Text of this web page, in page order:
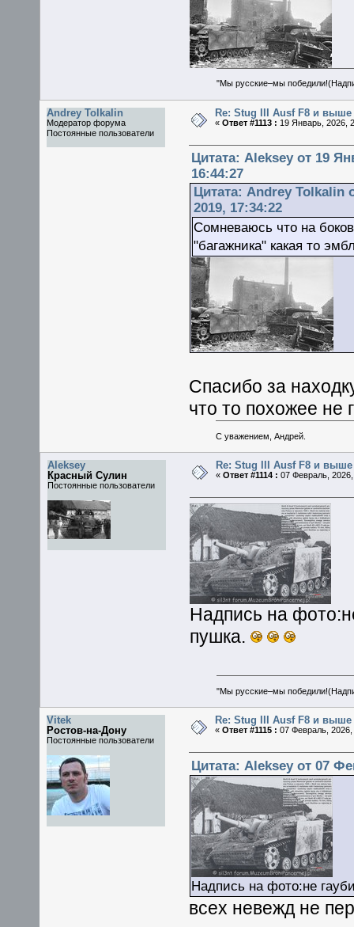
"Мы русские–мы
Andrey Tolkalin
Модератор форума
Постоянные пользователи
Re: Stug III Ausf F8 и выше
« Ответ #1113 : 19 Январь, 2026,
Цитата: Aleksey от 19
16:44:27
Цитата: Andrey Tolkalin
2019, 17:34:22
Сомневаюсь что на
"багажника" какая то
Спасибо за
что то похожее не
С уважением, Андрей.
Aleksey
Красный Сулин
Постоянные пользователи
Re: Stug III Ausf F8 и выше
« Ответ #1114 : 07 Февраль,
Надпись на
пушка.
"Мы русские–мы
Vitek
Ростов-на-Дону
Постоянные пользователи
Re: Stug III Ausf F8 и выше
« Ответ #1115 : 07 Февраль,
Цитата: Aleksey от 07
Надпись на фото:не
всех невежд не